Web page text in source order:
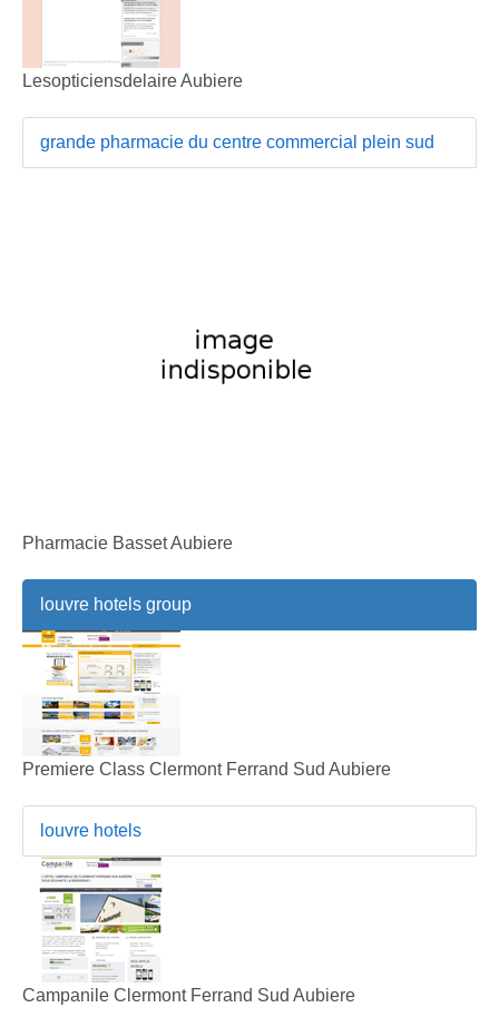
Lesopticiensdelaire Aubiere
grande pharmacie du centre commercial plein sud
Pharmacie Basset Aubiere
louvre hotels group
Premiere Class Clermont Ferrand Sud Aubiere
louvre hotels
Campanile Clermont Ferrand Sud Aubiere